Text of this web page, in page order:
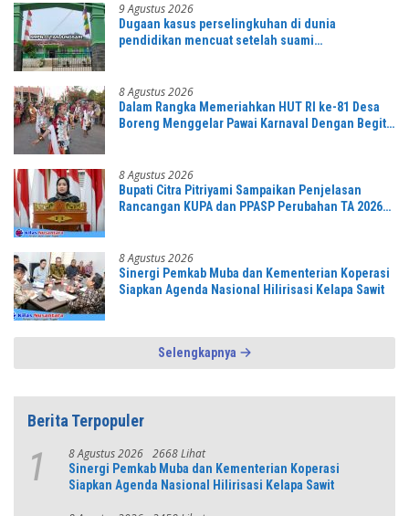
9 Agustus 2026
Dugaan kasus perselingkuhan di dunia
pendidikan mencuat setelah suami
8 Agustus 2026
Dalam Rangka Memeriahkan HUT RI ke-81 Desa
Boreng Menggelar Pawai Karnaval Dengan Begitu
8 Agustus 2026
Bupati Citra Pitriyami Sampaikan Penjelasan
Rancangan KUPA dan PPASP Perubahan TA 2026
8 Agustus 2026
Sinergi Pemkab Muba dan Kementerian Koperasi
Siapkan Agenda Nasional Hilirisasi Kelapa Sawit
Selengkapnya
Berita Terpopuler
1 8 Agustus 2026 2668 Lihat
Sinergi Pemkab Muba dan Kementerian Koperasi
Siapkan Agenda Nasional Hilirisasi Kelapa Sawit